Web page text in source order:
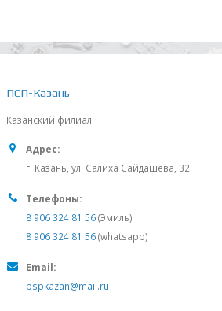
ПСП-Казань
Казанский филиал
Адрес:
г. Казань, ул. Салиха Сайдашева, 32
Телефоны:
8 906 324 81 56(Эмиль)
8 906 324 81 56(whatsapp)
Email:
pspkazan@mail.ru